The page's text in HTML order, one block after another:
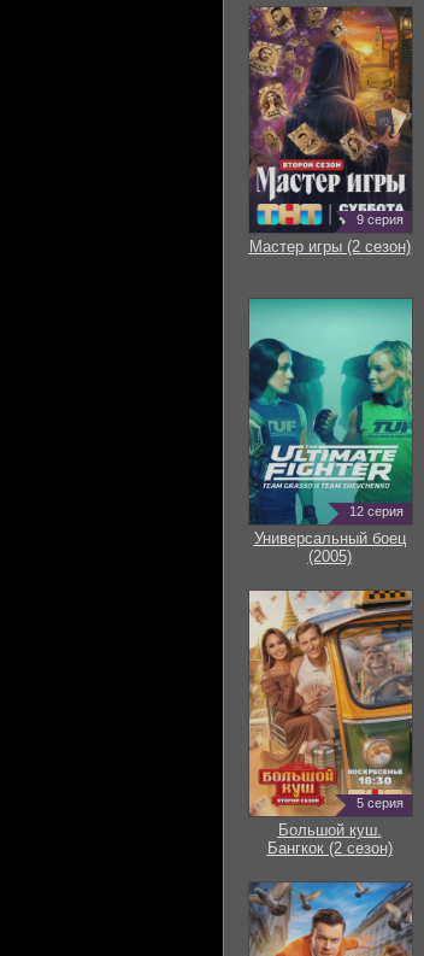
9 серия
Мастер игры (2 сезон)
12 серия
Универсальный боец
(2005)
5 серия
Большой куш.
Бангкок (2 сезон)